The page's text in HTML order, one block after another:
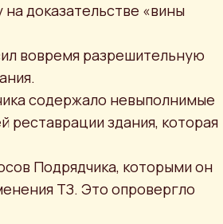
доказательстве «вины
вовремя разрешительную
содержало невыполнимые
здания, которая
Подрядчика, которыми он
ТЗ. Это опровергло